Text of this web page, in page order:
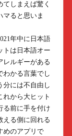
しまえば驚く
マると思いま
年中に日本語
トは日本語オー
レルギーがある
わかる言葉でし
分には不自由し
れから大ヒット
る前に手を付け
える側に回れる
めのアプリで